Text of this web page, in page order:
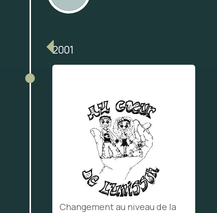
2001
Changement au niveau de la